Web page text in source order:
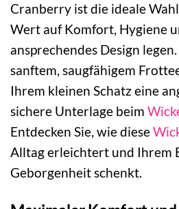
Cranberry ist die ideale
Wert auf Komfort, Hygiene
ansprechendes Design
sanftem, saugfähigem
Ihrem kleinen Schatz eine
sichere Unterlage beim
Entdecken Sie, wie diese
Alltag erleichtert und Ihrem
Geborgenheit schenkt.